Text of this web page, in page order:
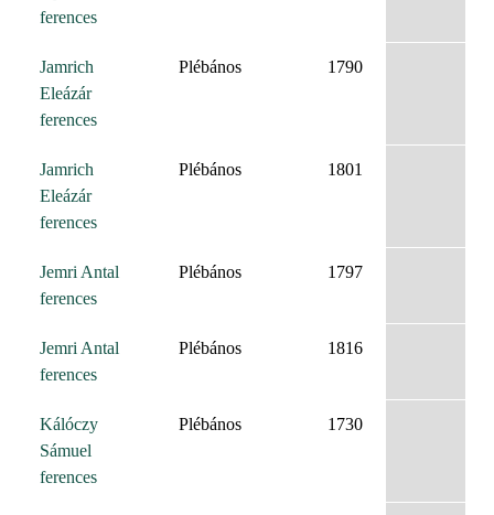
ferences
Jamrich
Eleázár
ferences
Plébános 1790
Jamrich
Eleázár
ferences
Plébános 1801
Jemri Antal
ferences
Plébános 1797
Jemri Antal
ferences
Plébános 1816
Kálóczy
Sámuel
ferences
Plébános 1730